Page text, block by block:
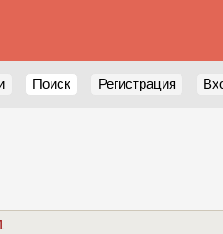
Поиск Регистрация